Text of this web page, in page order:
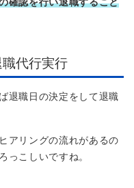
確認を行い退職すること
代行実行
退職日の決定をして退職
アリングの流れがあるの
っこしいですね。